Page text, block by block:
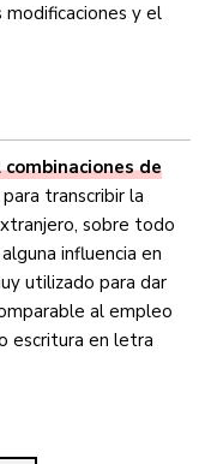
modificaciones y el
combinaciones de
transcribir la
sobre todo
influencia en
utilizado para dar
al empleo
escritura en letra